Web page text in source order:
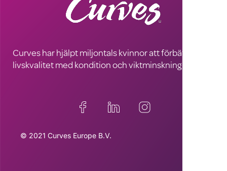
Curves har hjälpt miljontals kvinnor att förbättra sin
livskvalitet med kondition och viktminskning
© 2021 Curves Europe B.V.